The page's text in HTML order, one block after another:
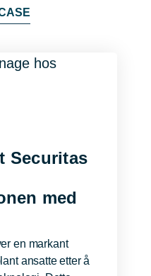
Securitas
med
en markant
ansatte etter å